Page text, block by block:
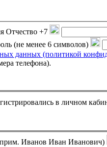
Отчество +7
(не менее 6 символов)
данных (политикой
телефона).
в личном
Иванов Иван Иванович)